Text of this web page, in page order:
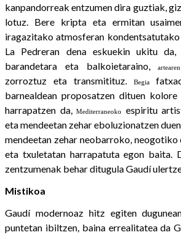
kanpandorreak entzumen dira guztiak,
lotuz. Bere kripta eta ermitan
iragazitako atmosferan kondentsatutako
La Pedreran dena eskuekin ukitu
barandetara eta balkoietaraino,artearen
zorroztuz eta transmitituz.
Begia
barnealdean proposatzen dituen
harrapatzen da,
Mediterraneoko
espiritu
eta mendeetan zehar eboluzionatzen
mendeetan zehar neobarroko,
eta txuletatan harrapatuta egon baita.
zentzumenak behar ditugula Gaudí
Mistikoa
Gaudí modernoaz hitz egiten
puntetan ibiltzen, baina errealitatea da